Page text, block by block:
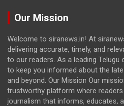
Our Mission
Welcome to siranews.in! At
delivering accurate, timely, and
to our readers. As a leading Telugu
to keep you informed about the
and beyond. Our Mission Our
trustworthy platform where
journalism that informs, educates,